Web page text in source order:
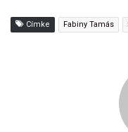
Címke Fabiny Tamás